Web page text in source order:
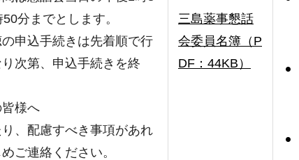
分までとします。
申込手続きは先着順で行
次第、申込手続きを終
様へ
、配慮すべき事項があれ
ご連絡ください。
三島薬事懇話
会委員名簿（P
DF：44KB）